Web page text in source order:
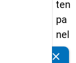
ten
pa
nel
s
clear